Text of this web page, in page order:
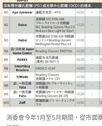
消委會今年1月至5月期間，從市面